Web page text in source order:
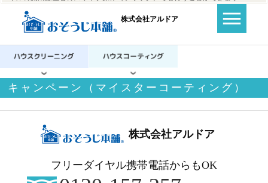
株式会社アルドア
キャンペーン（マイスターコーティング）
株式会社アルドア
フリーダイヤル携帯電話からもOK